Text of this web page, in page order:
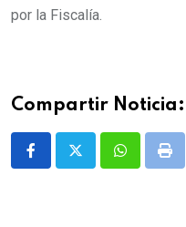
por la Fiscalía.
Compartir Noticia:
WhatsappPrint